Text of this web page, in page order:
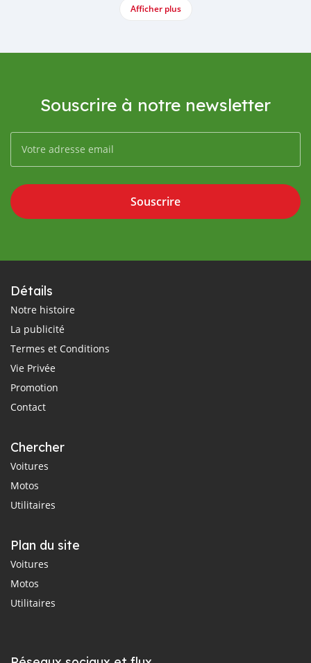
Afficher plus
Souscrire à notre newsletter
Souscrire
Détails
Notre histoire
La publicité
Termes et Conditions
Vie Privée
Promotion
Contact
Chercher
Voitures
Motos
Utilitaires
Plan du site
Voitures
Motos
Utilitaires